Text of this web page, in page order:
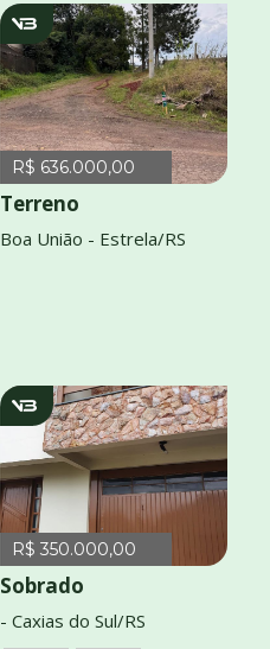
v3860
R$ 636.000,00
Terreno
Boa União - Estrela/RS
v3770
R$ 350.000,00
Sobrado
- Caxias do Sul/RS